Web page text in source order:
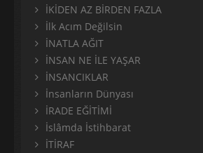
İKİDEN AZ BİRDEN FAZLA
İlk Acım Değilsin
İNATLA AĞIT
İNSAN NE İLE YAŞAR
İNSANCIKLAR
İnsanların Dünyası
İRADE EĞİTİMİ
İslâmda İstihbarat
İTİRAF